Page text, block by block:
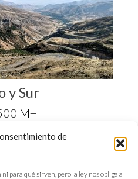
de
para qué sirven, pero la ley nos obliga a
y Sur
M+
se pierden durante una
Armenia con la
un triatlón?